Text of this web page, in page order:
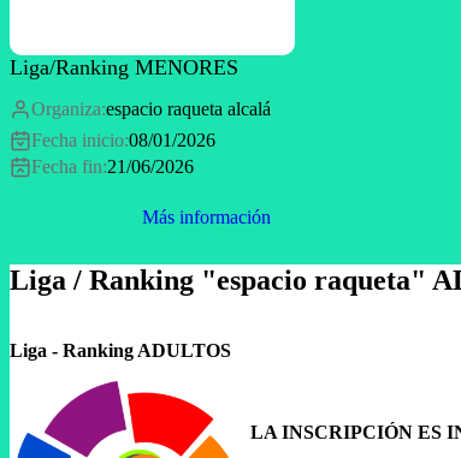
Liga/Ranking MENORES
Organiza:espacio raqueta alcalá
Fecha inicio:08/01/2026
Fecha fin:21/06/2026
Más información
Liga / Ranking "espacio raqueta"
Liga - Ranking ADULTOS
LA INSCRIPCIÓN ES